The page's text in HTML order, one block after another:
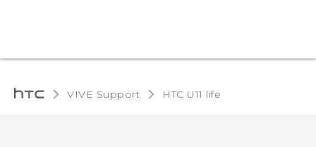
VIVE Support HTC U11 life‎